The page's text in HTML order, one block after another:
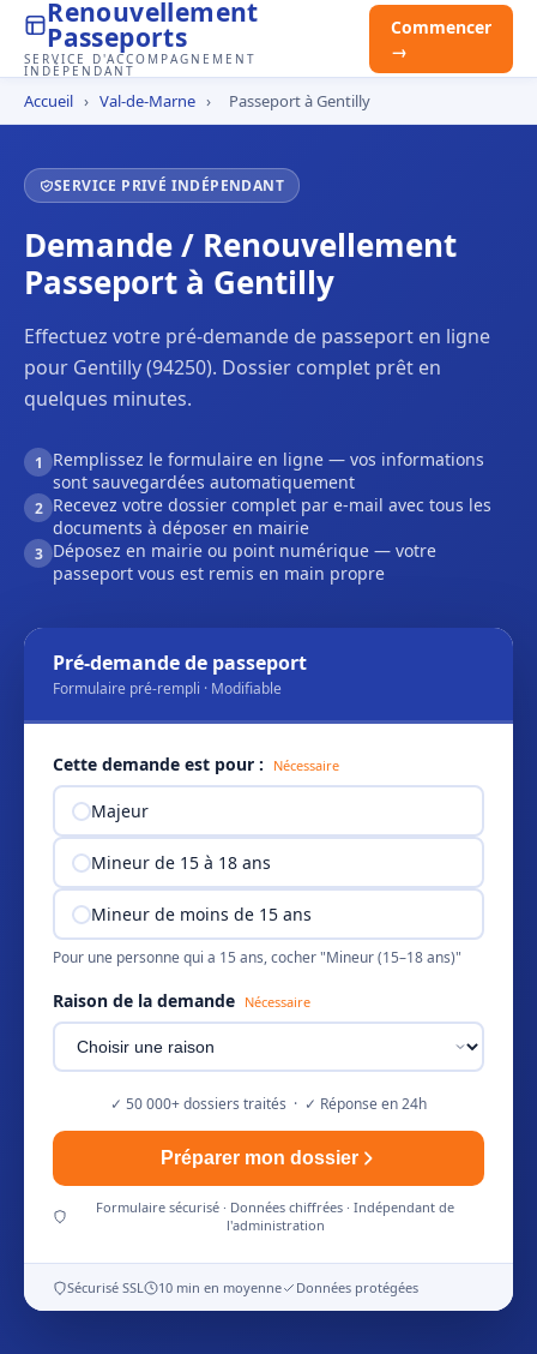
Renouvellement
Passeports
SERVICE D'ACCOMPAGNEMENT
INDÉPENDANT
Commencer
→
Accueil › Val-de-Marne › Passeport à Gentilly
SERVICE PRIVÉ INDÉPENDANT
Demande / Renouvellement
Passeport à Gentilly
Effectuez votre pré-demande de passeport en ligne
pour Gentilly (94250). Dossier complet prêt en
quelques minutes.
1
Remplissez le formulaire en ligne — vos informations
sont sauvegardées automatiquement
2 Recevez votre dossier complet par e-mail avec tous les
documents à déposer en mairie
3 Déposez en mairie ou point numérique — votre
passeport vous est remis en main propre
Pré-demande de passeport
Formulaire pré-rempli · Modifiable
Cette demande est pour : Nécessaire
Majeur
Mineur de 15 à 18 ans
Mineur de moins de 15 ans
Pour une personne qui a 15 ans, cocher "Mineur (15–18 ans)"
Raison de la demande Nécessaire
✓ 50 000+ dossiers traités · ✓ Réponse en 24h
Préparer mon dossier
Formulaire sécurisé · Données chiffrées · Indépendant de
l'administration
Sécurisé SSL 10 min en moyenne Données protégées